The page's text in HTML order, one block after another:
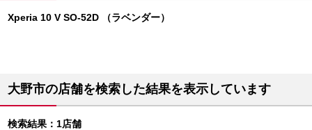
Xperia 10 V SO-52D （ラベンダー）
大野市の店舗を検索した結果を表示しています
検索結果：1店舗